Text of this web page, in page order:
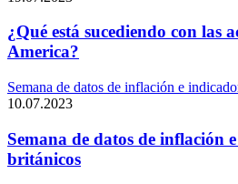
¿Qué está sucediendo con las
America?
Semana de datos de inflación e
10.07.2023
Semana de datos de inflación
británicos